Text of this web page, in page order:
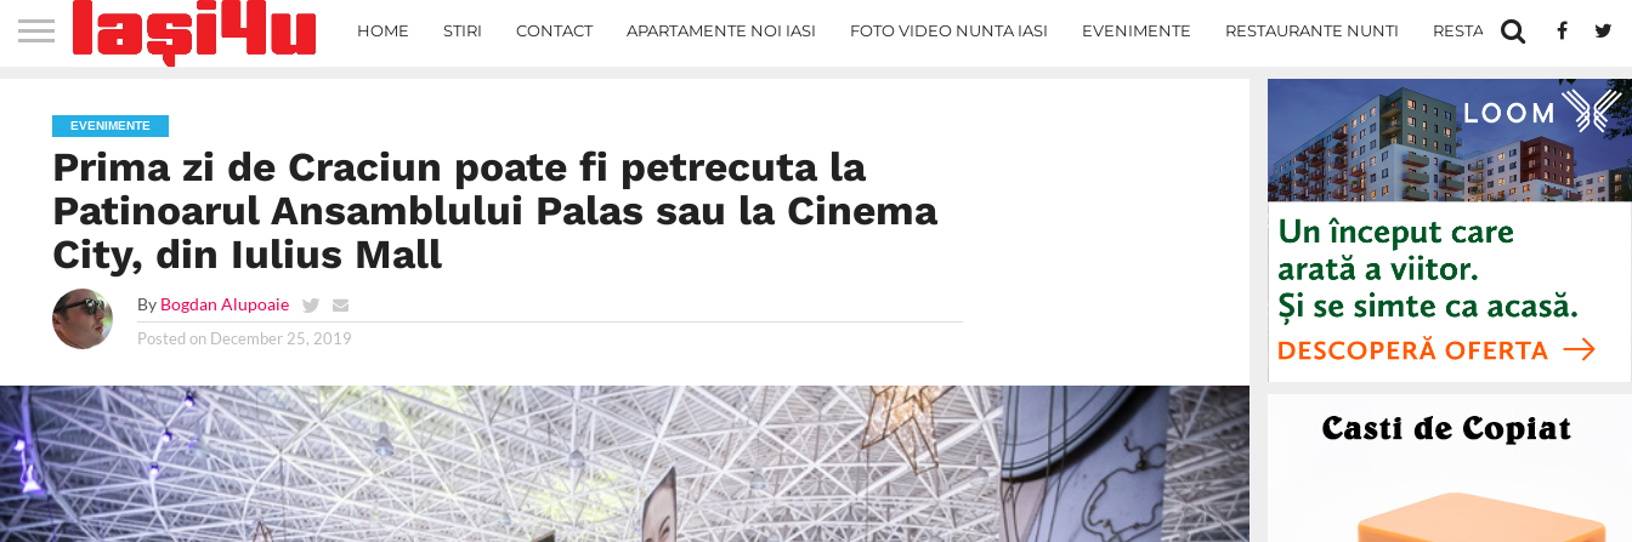
HOME STIRI CONTACT APARTAMENTE NOI IASI FOTO VIDEO NUNTA IASI EVENIMENTE RESTAURANTE NUNTI RESTAURANTE IN IASI
EVENIMENTE
Prima zi de Craciun poate fi petrecuta la
Patinoarul Ansamblului Palas sau la Cinema
City, din Iulius Mall
By Bogdan Alupoaie
Posted on December 25, 2019